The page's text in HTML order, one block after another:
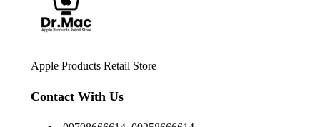
Apple Products Retail Store
Contact With Us